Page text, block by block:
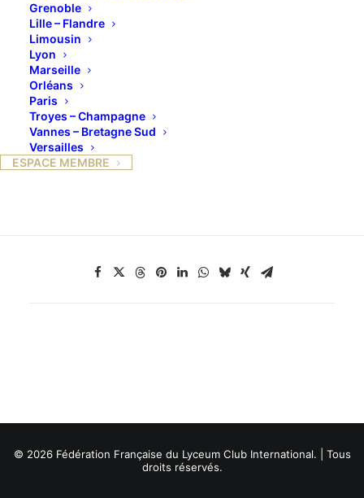
Grenoble
Lille – Flandre
Limousin
Lyon
Marseille
Orléans
Paris
Troyes – Champagne
Vannes – Bretagne Sud
Versailles
ESPACE MEMBRE
JUBILE DU LYCEUM INTERNATIONAL DE SUISSE
Genève-Lausanne-Berne
Du 5 juin au 8 juin 2012
© 2026 Fédération Française du Lyceum Club International. | Tous
droits réservés.